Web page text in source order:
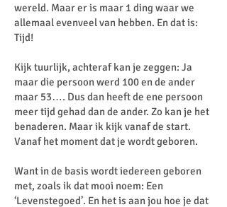
wereld. Maar er is maar 1 ding waar we
allemaal evenveel van hebben. En dat is:
Tijd!
Kijk tuurlijk, achteraf kan je zeggen: Ja
maar die persoon werd 100 en de ander
maar 53…. Dus dan heeft de ene persoon
meer tijd gehad dan de ander. Zo kan je het
benaderen. Maar ik kijk vanaf de start.
Vanaf het moment dat je wordt geboren.
Want in de basis wordt iedereen geboren
met, zoals ik dat mooi noem: Een
‘Levenstegoed’. En het is aan jou hoe je dat